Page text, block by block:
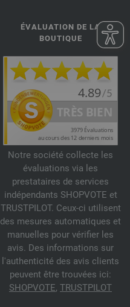
ÉVALUATION DE LA
BOUTIQUE
Notre société collecte les
évaluations via les
prestataires de services
indépendants SHOPVOTE et
TRUSTPILOT. Ceux-ci utilisent
des mesures automatiques et
manuelles pour vérifier les
avis. Des informations sur
l'authenticité des avis clients
peuvent être trouvées ici:
SHOPVOTE, TRUSTPILOT